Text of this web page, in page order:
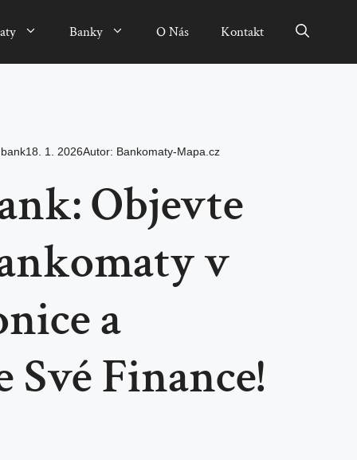
Banky O Nás Kontakt
18. 1. 2026Autor: Bankomaty-Mapa.cz
Objevte
v
a
Finance!